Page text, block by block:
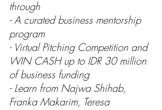
through
- A curated business mentorship
program
- Virtual Pitching Competition and
WIN CASH up to IDR 30 million
of business funding
- Learn from Najwa Shihab,
Franka Makarim, Teresa